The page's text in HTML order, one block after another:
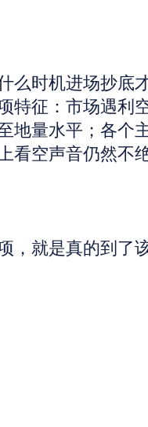
时机进场抄底
特征：市场遇利
地量水平；各个
看空声音仍然不
，就是真的到了